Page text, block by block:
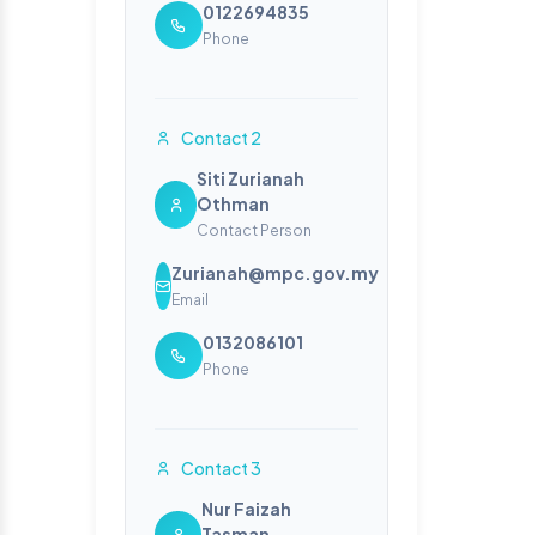
0122694835
Phone
Contact 2
Siti Zurianah
Othman
Contact Person
Zurianah@mpc.gov.my
Email
0132086101
Phone
Contact 3
Nur Faizah